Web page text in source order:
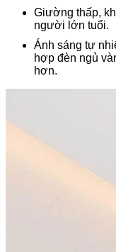
Giường thấp,
người lớn tuổi.
Ánh sáng tự
hợp đèn ngủ
hơn.